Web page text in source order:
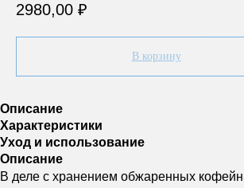
2980,00 ₽
В корзину
Описание
Характеристики
Уход и использование
Описание
В деле с хранением обжаренных